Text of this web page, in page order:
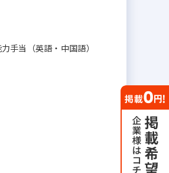
手当（英語・中国語）